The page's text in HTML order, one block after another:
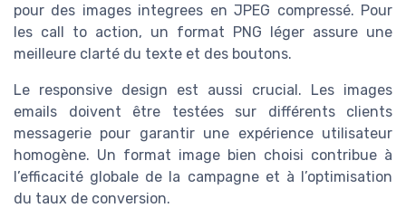
pour des images integrees en JPEG compressé. Pour
les call to action, un format PNG léger assure une
meilleure clarté du texte et des boutons.
Le responsive design est aussi crucial. Les images
emails doivent être testées sur différents clients
messagerie pour garantir une expérience utilisateur
homogène. Un format image bien choisi contribue à
l’efficacité globale de la campagne et à l’optimisation
du taux de conversion.